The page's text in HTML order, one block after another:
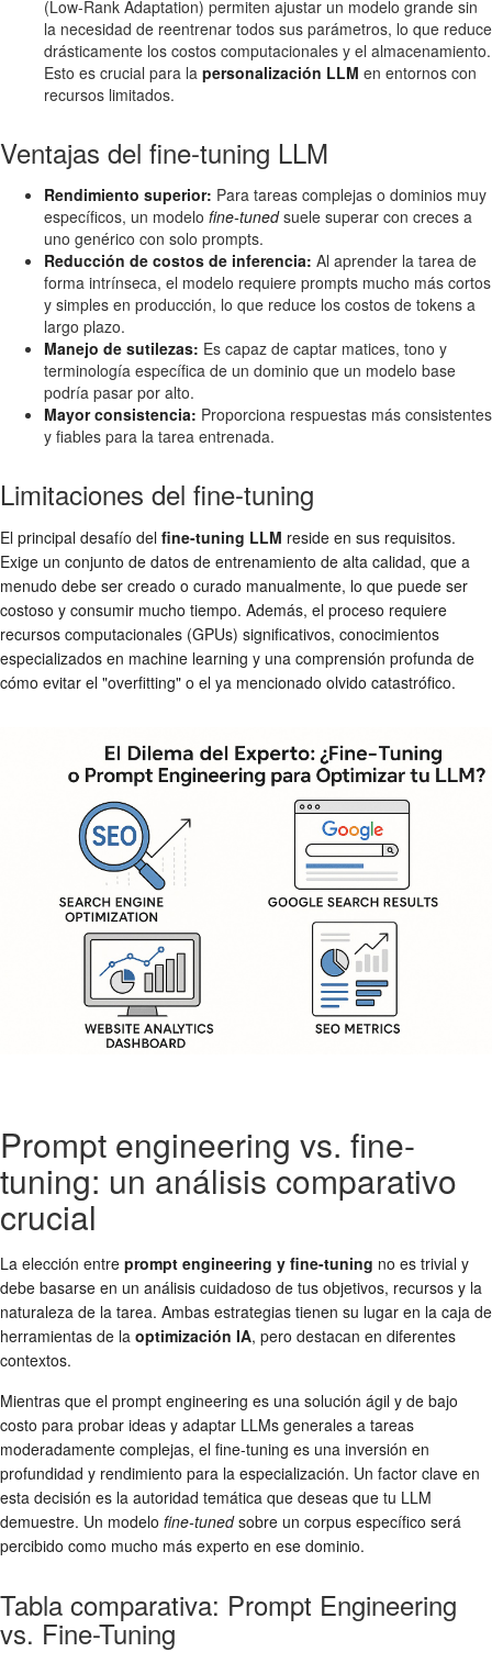
(Low-Rank Adaptation) permiten ajustar un modelo grande sin
la necesidad de reentrenar todos sus parámetros, lo que reduce
drásticamente los costos computacionales y el almacenamiento.
Esto es crucial para la personalización LLM en entornos con
recursos limitados.
Ventajas del fine-tuning LLM
Rendimiento superior: Para tareas complejas o dominios muy
específicos, un modelo fine-tunedsuele superar con creces a
uno genérico con solo prompts.
Reducción de costos de inferencia: Al aprender la tarea de
forma intrínseca, el modelo requiere prompts mucho más cortos
y simples en producción, lo que reduce los costos de tokens a
largo plazo.
Manejo de sutilezas: Es capaz de captar matices, tono y
terminología específica de un dominio que un modelo base
podría pasar por alto.
Mayor consistencia: Proporciona respuestas más consistentes
y fiables para la tarea entrenada.
Limitaciones del fine-tuning
El principal desafío del fine-tuning LLM reside en sus requisitos.
Exige un conjunto de datos de entrenamiento de alta calidad, que a
menudo debe ser creado o curado manualmente, lo que puede ser
costoso y consumir mucho tiempo. Además, el proceso requiere
recursos computacionales (GPUs) significativos, conocimientos
especializados en machine learning y una comprensión profunda de
cómo evitar el "overfitting" o el ya mencionado olvido catastrófico.
Prompt engineering vs. fine-
tuning: un análisis comparativo
crucial
La elección entre prompt engineering y fine-tuning no es trivial y
debe basarse en un análisis cuidadoso de tus objetivos, recursos y la
naturaleza de la tarea. Ambas estrategias tienen su lugar en la caja de
herramientas de la optimización IA, pero destacan en diferentes
contextos.
Mientras que el prompt engineering es una solución ágil y de bajo
costo para probar ideas y adaptar LLMs generales a tareas
moderadamente complejas, el fine-tuning es una inversión en
profundidad y rendimiento para la especialización. Un factor clave en
esta decisión es la autoridad temática que deseas que tu LLM
demuestre. Un modelo fine-tunedsobre un corpus específico será
percibido como mucho más experto en ese dominio.
Tabla comparativa: Prompt Engineering
vs. Fine-Tuning